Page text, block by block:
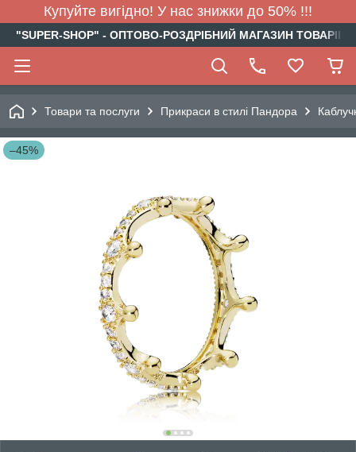
Купуйте вигідно! У нас знижки до 50% !!!
"SUPER-SHOP" - ОПТОВО-РОЗДРІБНИЙ МАГАЗИН
Товари та послуги Прикраси в стилі Пандора
–45%